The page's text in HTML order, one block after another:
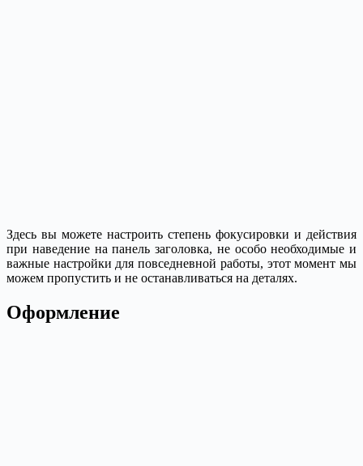
Здесь вы можете настроить степень фокусировки и действия
при наведение на панель заголовка, не особо необходимые и
важные настройки для повседневной работы, этот момент мы
можем пропустить и не останавливаться на деталях.
Оформление